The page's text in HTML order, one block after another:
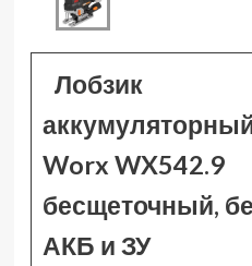
Лобзик
Worx WX542.9
бесщеточный,
АКБ и ЗУ